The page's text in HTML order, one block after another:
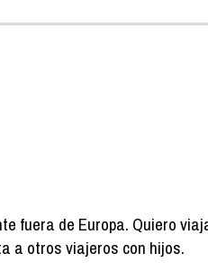
fuera de Europa. Quiero
a otros viajeros con hijos.